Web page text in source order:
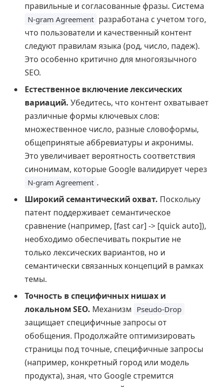
правильные и согласованные фразы. Система
N-gram Agreement разработана с учетом того,
что пользователи и качественный контент
следуют правилам языка (род, число, падеж).
Это особенно критично для многоязычного
SEO.
Естественное включение лексических
вариаций. Убедитесь, что контент охватывает
различные формы ключевых слов:
множественное число, разные словоформы,
общепринятые аббревиатуры и акронимы.
Это увеличивает вероятность соответствия
синонимам, которые Google валидирует через
N-gram Agreement .
Широкий семантический охват. Поскольку
патент поддерживает семантическое
сравнение (например, [fast car] -> [quick auto]),
необходимо обеспечивать покрытие не
только лексических вариантов, но и
семантически связанных концепций в рамках
темы.
Точность в специфичных нишах и
локальном SEO. Механизм Pseudo-Drop
защищает специфичные запросы от
обобщения. Продолжайте оптимизировать
страницы под точные, специфичные запросы
(например, конкретный город или модель
продукта), зная, что Google стремится